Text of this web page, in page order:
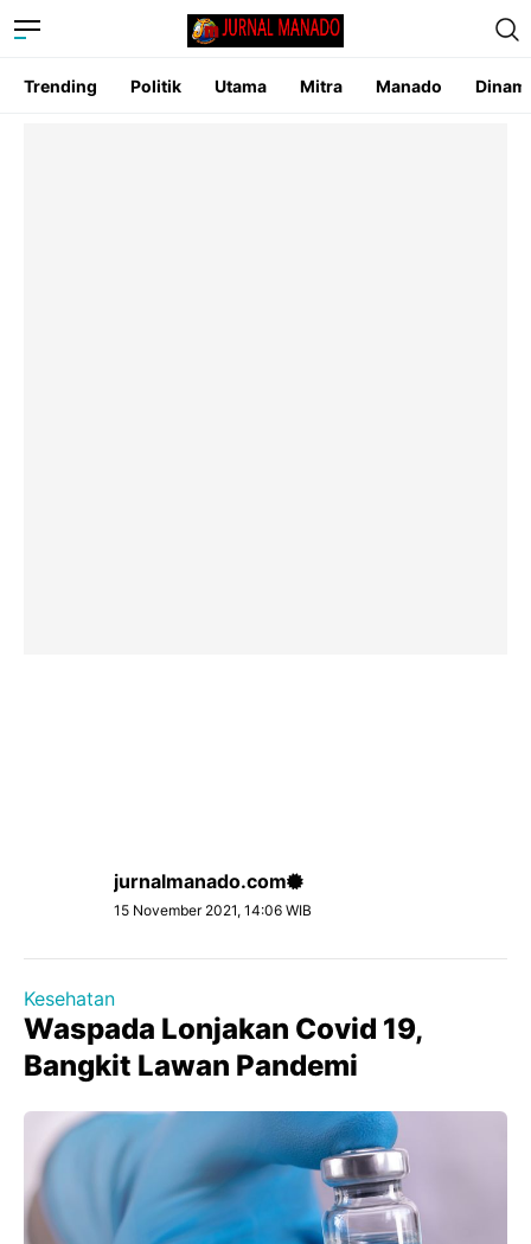
Trending Politik Utama Mitra Manado
jurnalmanado.com
15 November 2021, 14:06 WIB
Kesehatan
Waspada Lonjakan Covid 19,
Bangkit Lawan Pandemi